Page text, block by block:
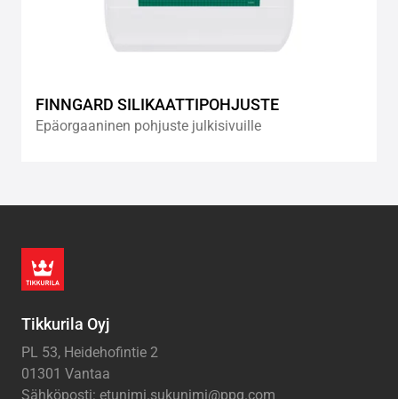
FINNGARD SILIKAATTIPOHJUSTE
Epäorgaaninen pohjuste julkisivuille
Tikkurila Oyj
PL 53, Heidehofintie 2
01301 Vantaa
Sähköposti: etunimi.sukunimi@ppg.com